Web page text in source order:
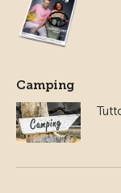
Camping